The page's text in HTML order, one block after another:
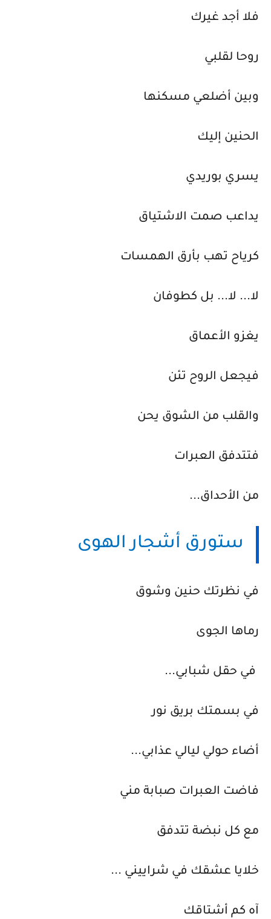
فلا أجد غيرك
روحا لقلبي
وبين أضلعي مسكنها
الحنين إليك
يسري بوريدي
يداعب صمت الاشتياق
كرياح تهب بأرق الهمسات
لا... لا... بل كطوفان
يغزو الأعماق
فيجعل الروح تئن
والقلب من الشوق يحن
فتتدفق العبرات
من الأحداق...
ستورق أشجار الهوى
في نظرتك حنين وشوق
رماها الجوى
في حقل شبابي...
في بسمتك بريق نور
أضاء حولي ليالي عذابي...
فاضت العبرات صبابة مني
مع كل نبضة تتدفق
خلايا عشقك في شراييني ...
آه كم أشتاقك